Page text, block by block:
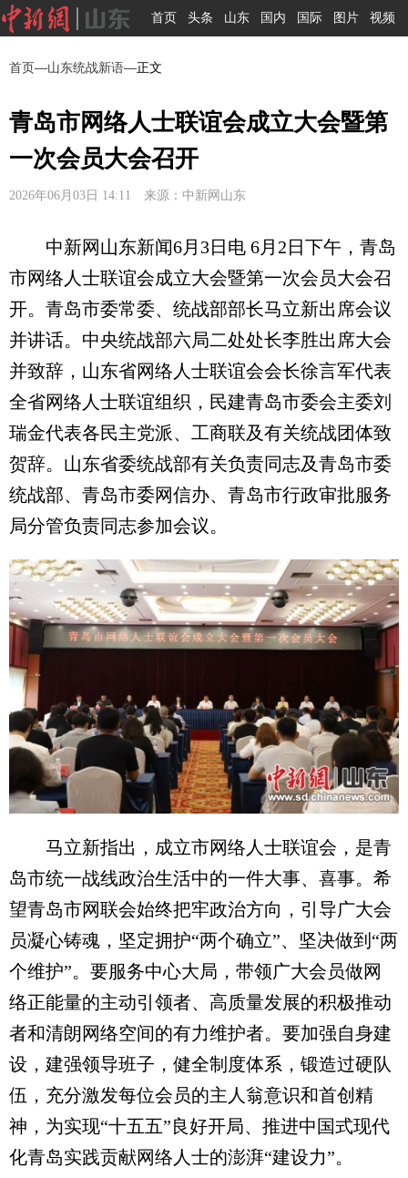
首页 头条 山东 国内 国际 图片 视频
首页—山东统战新语—正文
青岛市网络人士联谊会成立大会暨第
一次会员大会召开
2026年06月03日 14:11 来源：中新网山东
中新网山东新闻6月3日电 6月2日下午，青岛
市网络人士联谊会成立大会暨第一次会员大会召
开。青岛市委常委、统战部部长马立新出席会议
并讲话。中央统战部六局二处处长李胜出席大会
并致辞，山东省网络人士联谊会会长徐言军代表
全省网络人士联谊组织，民建青岛市委会主委刘
瑞金代表各民主党派、工商联及有关统战团体致
贺辞。山东省委统战部有关负责同志及青岛市委
统战部、青岛市委网信办、青岛市行政审批服务
局分管负责同志参加会议。
马立新指出，成立市网络人士联谊会，是青
岛市统一战线政治生活中的一件大事、喜事。希
望青岛市网联会始终把牢政治方向，引导广大会
员凝心铸魂，坚定拥护“两个确立”、坚决做到“两
个维护”。要服务中心大局，带领广大会员做网
络正能量的主动引领者、高质量发展的积极推动
者和清朗网络空间的有力维护者。要加强自身建
设，建强领导班子，健全制度体系，锻造过硬队
伍，充分激发每位会员的主人翁意识和首创精
神，为实现“十五五”良好开局、推进中国式现代
化青岛实践贡献网络人士的澎湃“建设力”。